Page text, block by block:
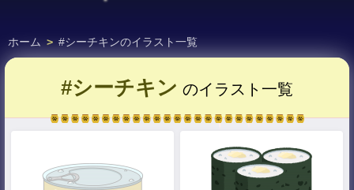
ホーム > #シーチキンのイラスト一覧
#シーチキン のイラスト一覧